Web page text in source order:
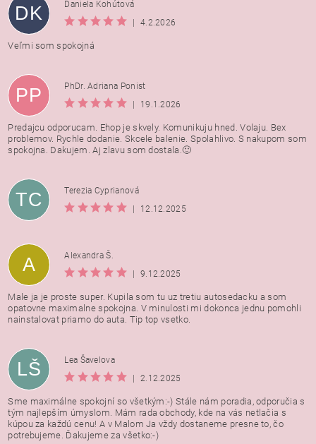
DK
Daniela Kohútová
4.2.2026
Veľmi som spokojná
PP
PhDr. Adriana Ponist
19.1.2026
Predajcu odporucam. Ehop je skvely. Komunikuju hned. Volaju. Bex
problemov. Rychle dodanie. Skcele balenie. Spolahlivo. S nakupom som
spokojna. Dakujem. Aj zlavu som dostala.🙂
TC
Terezia Cyprianová
12.12.2025
A
Alexandra Š.
9.12.2025
Male ja je proste super. Kupila som tu uz tretiu autosedacku a som
opatovne maximalne spokojna. V minulosti mi dokonca jednu pomohli
nainstalovat priamo do auta. Tip top vsetko.
LŠ
Lea Šavelova
2.12.2025
Sme maximálne spokojní so všetkým:-) Stále nám poradia, odporučia s
tým najlepším úmyslom. Mám rada obchody, kde na vás netlačia s
kúpou za každú cenu! A v Malom Ja vždy dostaneme presne to, čo
potrebujeme. Ďakujeme za všetko:-)